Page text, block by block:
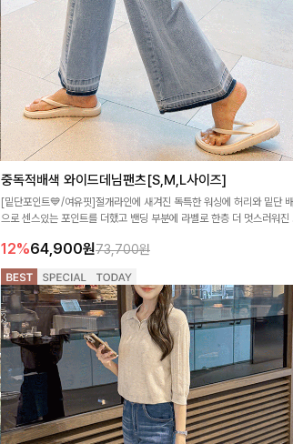
중독적배색 와이드데님팬츠[S,M,L사이즈]
[밑단포인트💙/여유핏]절개라인에 새겨진 독특한 워싱에 허리와 밑단
으로 센스있는 포인트를 더했고 밴딩 부분에 라벨로 한층 더 멋스러워진
12%64,900원73,700원